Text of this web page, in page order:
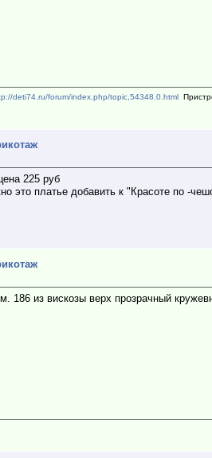
deti74.ru/forum/index.php/topic,54348.0.html
225 руб
это платье добавить к "Красоте по -
186 из вискозы верх прозрачный